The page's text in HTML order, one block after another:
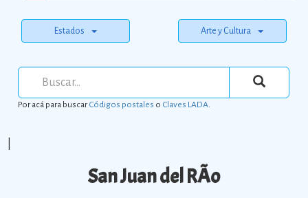
Estados Arte y Cultura
Por acá para buscarCódigos postales o Claves LADA.
San Juan del RÃ­o